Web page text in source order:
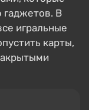
В
игральные
карты,